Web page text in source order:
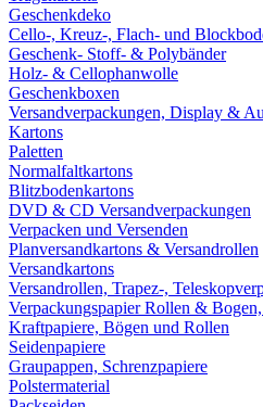
Geschenkdeko
Cello-, Kreuz-, Flach- und
Geschenk- Stoff- & Polybänder
Holz- & Cellophanwolle
Geschenkboxen
Versandverpackungen, Display &
Kartons
Paletten
Normalfaltkartons
Blitzbodenkartons
DVD & CD Versandverpackungen
Verpacken und Versenden
Planversandkartons & Versandrollen
Versandkartons
Versandrollen, Trapez-,
Verpackungspapier Rollen &
Kraftpapiere, Bögen und Rollen
Seidenpapiere
Graupappen, Schrenzpapiere
Polstermaterial